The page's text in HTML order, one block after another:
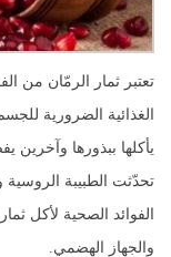
تعتبر ثمار الرمّان من
الغذائية الضرورية
يأكلها ببذورها وآخرين
تحدّثت الطبيبة الروسية
الفوائد الصحية لأكل
والجهاز الهضمي.